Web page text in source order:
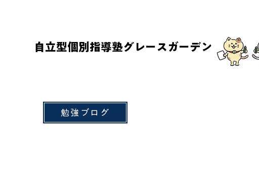
自立型個別指導塾グレースガーデン
勉強ブログ